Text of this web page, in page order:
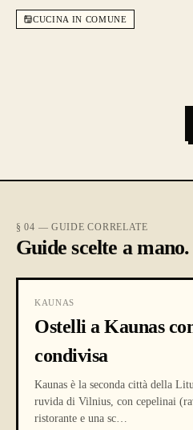
CUCINA IN COMUNE
§ 04 — GUIDE CORRELATE
Guide scelte a mano.
KAUNAS
Ostelli a Kaunas
condivisa
Kaunas è la seconda città della
ruvida di Vilnius, con cepelinai
ristorante e una sc…